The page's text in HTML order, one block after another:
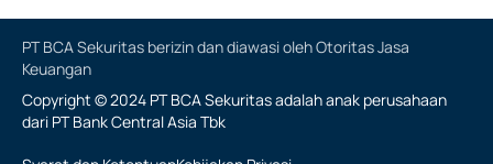
PT BCA Sekuritas berizin dan diawasi oleh Otoritas Jasa
Keuangan
Copyright © 2024 PT BCA Sekuritas adalah anak perusahaan
dari PT Bank Central Asia Tbk